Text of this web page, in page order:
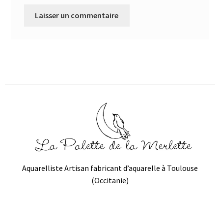
Aquarelliste Artisan fabricant d’aquarelle à Toulouse
(Occitanie)